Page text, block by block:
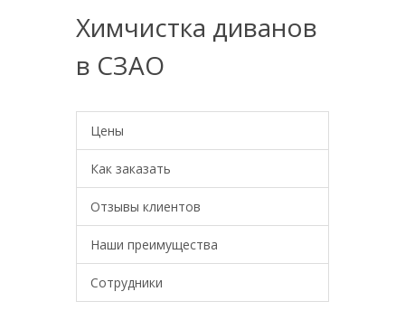
Химчистка диванов
в СЗАО
Цены
Как заказать
Отзывы клиентов
Наши преимущества
Сотрудники